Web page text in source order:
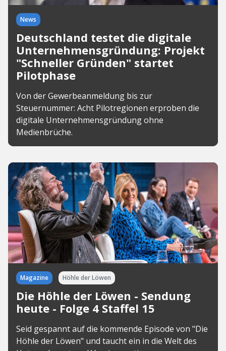
News
Deutschland testet die digitale
Unternehmensgründung: Projekt
"Schneller Gründen" startet
Pilotphase
Von der Gewerbeanmeldung bis zur
Steuernummer: Acht Pilotregionen erproben die
digitale Unternehmensgründung ohne
Medienbrüche.
Magazine Höhle der Löwen
Die Höhle der Löwen - Sendung
heute - Folge 4 Staffel 15
Seid gespannt auf die kommende Episode von "Die
Höhle der Löwen" und taucht ein in die Welt des